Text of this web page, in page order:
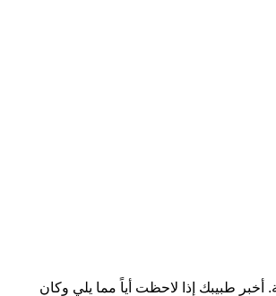
طبيبك إذا لاحظت أياً مما يلي وكان